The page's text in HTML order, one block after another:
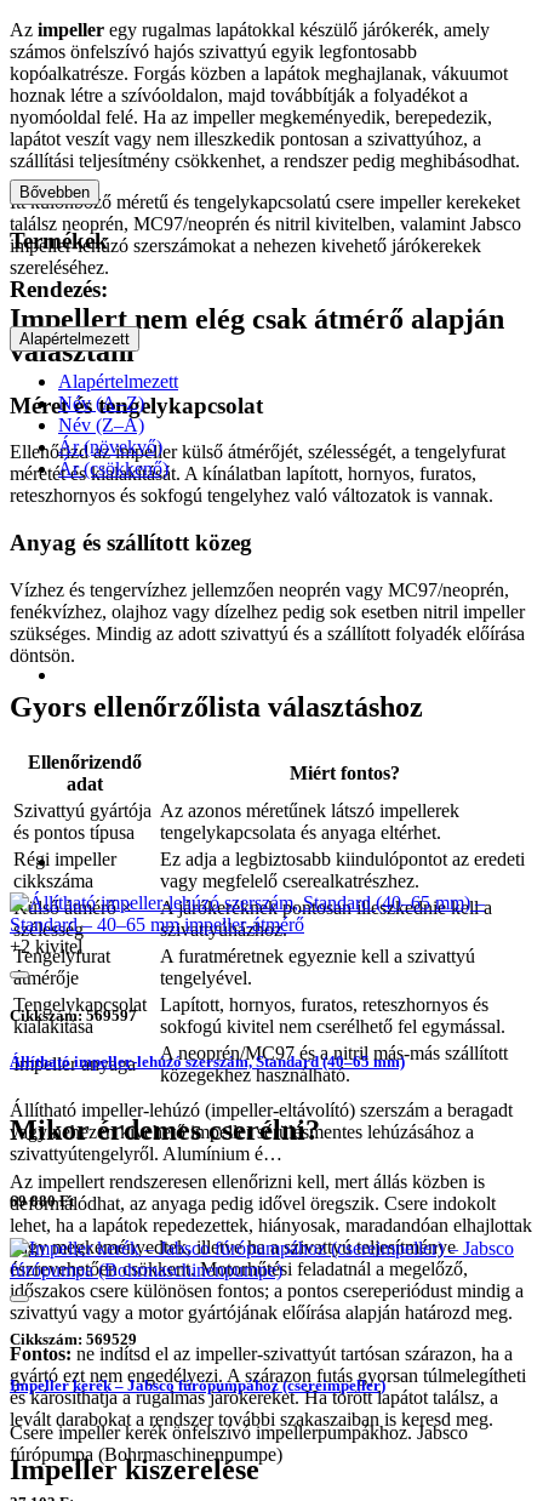
Az impeller egy rugalmas lapátokkal készülő járókerék, amely
számos önfelszívó hajós szivattyú egyik legfontosabb
kopóalkatrésze. Forgás közben a lapátok meghajlanak, vákuumot
hoznak létre a szívóoldalon, majd továbbítják a folyadékot a
nyomóoldal felé. Ha az impeller megkeményedik, berepedezik,
lapátot veszít vagy nem illeszkedik pontosan a szivattyúhoz, a
szállítási teljesítmény csökkenhet, a rendszer pedig meghibásodhat.
Itt különböző méretű és tengelykapcsolatú csere impeller kerekeket
találsz neoprén, MC97/neoprén és nitril kivitelben, valamint Jabsco
impeller-lehúzó szerszámokat a nehezen kivehető járókerekek
szereléséhez.
Impellert nem elég csak átmérő alapján
választani
Méret és tengelykapcsolat
Ellenőrizd az impeller külső átmérőjét, szélességét, a tengelyfurat
méretét és kialakítását. A kínálatban lapított, hornyos, furatos,
reteszhornyos és sokfogú tengelyhez való változatok is vannak.
Anyag és szállított közeg
Vízhez és tengervízhez jellemzően neoprén vagy MC97/neoprén,
fenékvízhez, olajhoz vagy dízelhez pedig sok esetben nitril impeller
szükséges. Mindig az adott szivattyú és a szállított folyadék előírása
döntsön.
Gyors ellenőrzőlista választáshoz
Ellenőrizendő
adat
Miért fontos?
Szivattyú gyártója
és pontos típusa
Az azonos méretűnek látszó impellerek
tengelykapcsolata és anyaga eltérhet.
Régi impeller
cikkszáma
Ez adja a legbiztosabb kiindulópontot az eredeti
vagy megfelelő cserealkatrészhez.
Külső átmérő ×
szélesség
A járókeréknek pontosan illeszkednie kell a
szivattyúházhoz.
Tengelyfurat
átmérője
A furatméretnek egyeznie kell a szivattyú
tengelyével.
Tengelykapcsolat
kialakítása
Lapított, hornyos, furatos, reteszhornyos és
sokfogú kivitel nem cserélhető fel egymással.
Impeller anyaga
A neoprén/MC97 és a nitril más-más szállított
közegekhez használható.
Mikor érdemes cserélni?
Az impellert rendszeresen ellenőrizni kell, mert állás közben is
deformálódhat, az anyaga pedig idővel öregszik. Csere indokolt
lehet, ha a lapátok repedezettek, hiányosak, maradandóan elhajlottak
vagy megkeményedtek, illetve ha a szivattyú teljesítménye
észrevehetően csökkent. Motorhűtési feladatnál a megelőző,
időszakos csere különösen fontos; a pontos csereperiódust mindig a
szivattyú vagy a motor gyártójának előírása alapján határozd meg.
Fontos: ne indítsd el az impeller-szivattyút tartósan szárazon, ha a
gyártó ezt nem engedélyezi. A szárazon futás gyorsan túlmelegítheti
és károsíthatja a rugalmas járókereket. Ha törött lapátot találsz, a
levált darabokat a rendszer további szakaszaiban is keresd meg.
Impeller kiszerelése
Bővebben
Termékek
Rendezés:
Alapértelmezett
Alapértelmezett
Név (A–Z)
Név (Z–A)
Ár (növekvő)
Ár (csökkenő)
+2 kivitel
Cikkszám: 569597
Állítható impeller-lehúzó szerszám, Standard (40–65 mm)
Állítható impeller-lehúzó (impeller-eltávolító) szerszám a beragadt
vagy nehezen kivehető impeller sérülésmentes lehúzásához a
szivattyútengelyről. Alumínium é…
69 880 Ft
Cikkszám: 569529
Impeller kerék – Jabsco fúrópumpához (csereimpeller)
Csere impeller kerék önfelszívó impellerpumpákhoz. Jabsco
fúrópumpa (Bohrmaschinenpumpe)